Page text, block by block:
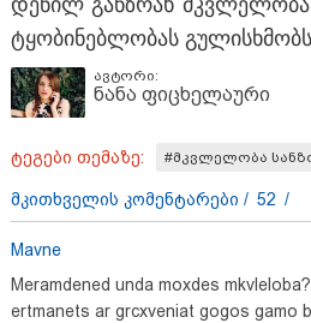
ტყო­ბი­ნებ­ლო­ბას
ავტორი:
ნანა ფიცხელაური
ტეგები თემაზე: #მკვლელობა
მკითხველის კომენტარები / 52 /
Mavne
Meramdened unda moxdes
ertmanets ar grcxveniat gogos gamo